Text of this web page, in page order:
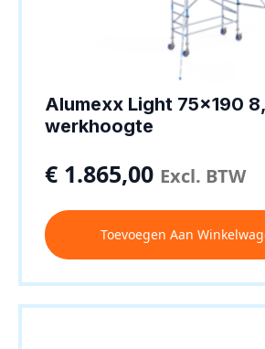
Alumexx Light 75×190
werkhoogte
€ 1.865,00 Excl. BTW
Toevoegen Aan